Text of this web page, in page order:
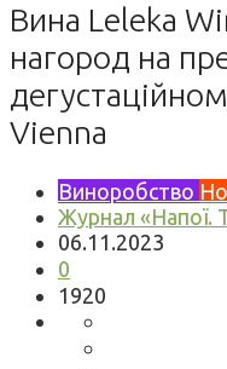
Вина Leleka
нагород на
Vienna
Виноробство
Журнал «Напої.
06.11.2023
0
1920